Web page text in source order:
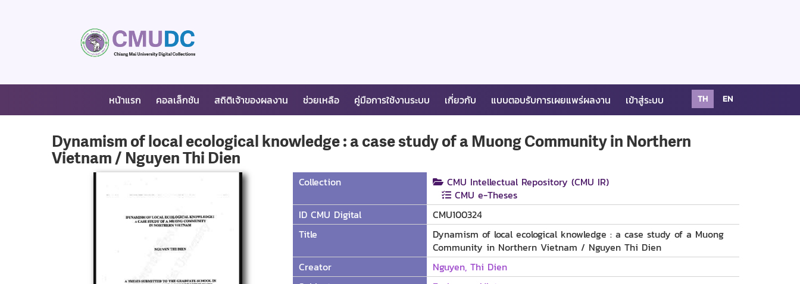
หน้าแรก คอลเล็กชัน สถิติเจ้าของผลงาน ช่วยเหลือ คู่มือการใช้งานระบบ เกี่ยวกับ แบบตอบรับการเผยแพร่ผลงาน เข้าสู่ระบบ TH EN
Dynamism of local ecological knowledge : a case study of a Muong Community in Northern
Vietnam / Nguyen Thi Dien
Collection
CMU Intellectual Repository (CMU IR)
CMU e-Theses
ID CMU Digital
CMU100324
Title
Dynamism of local ecological knowledge : a case study of a Muong
Community in Northern Vietnam / Nguyen Thi Dien
Creator
Nguyen, Thi Dien